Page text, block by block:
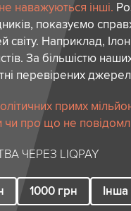
наважуються інші.
показуємо
світу. Наприклад,
За більшістю
перевірених джерел
примх
чи про що не
ЧЕРЕЗ LIQPAY
1000 грн